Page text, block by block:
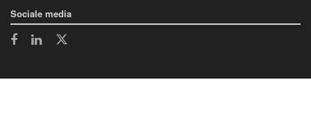
Sociale media